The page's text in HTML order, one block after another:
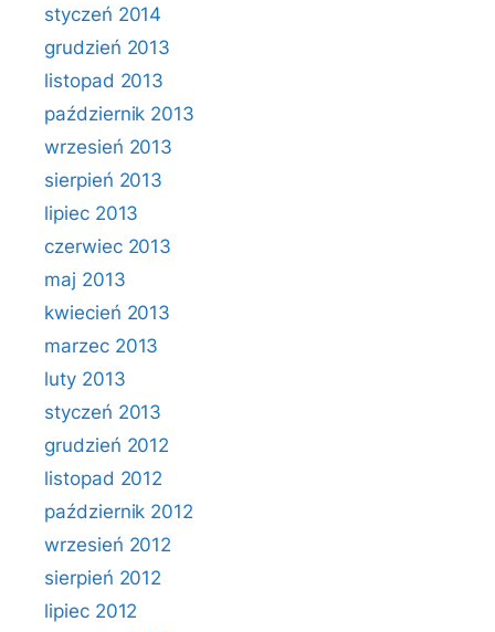
styczeń 2014
grudzień 2013
listopad 2013
październik 2013
wrzesień 2013
sierpień 2013
lipiec 2013
czerwiec 2013
maj 2013
kwiecień 2013
marzec 2013
luty 2013
styczeń 2013
grudzień 2012
listopad 2012
październik 2012
wrzesień 2012
sierpień 2012
lipiec 2012